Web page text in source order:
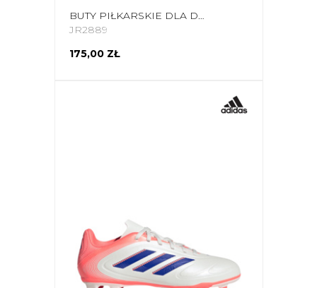
BUTY PIŁKARSKIE DLA DZIECI ADIDAS COPA COURT LEAGUE IN JR2889
JR2889
175,00 ZŁ